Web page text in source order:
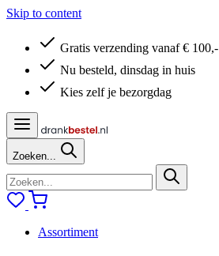
Skip to content
Gratis verzending vanaf € 100,-
Nu besteld, dinsdag in huis
Kies zelf je bezorgdag
Zoeken...
Assortiment